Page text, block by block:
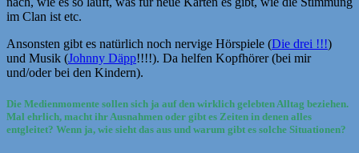
im Clan ist etc.
Ansonsten gibt es natürlich noch nervige Hörspiele (Die drei !!!)
und Musik (Johnny Däpp!!!!). Da helfen Kopfhörer (bei mir
und/oder bei den Kindern).
Die Medienmomente sollen sich ja auf den wirklich gelebten Alltag beziehen.
Mal ehrlich, macht ihr Ausnahmen oder gibt es Zeiten in denen alles
entgleitet? Wenn ja, wie sieht das aus und warum gibt es solche Situationen?